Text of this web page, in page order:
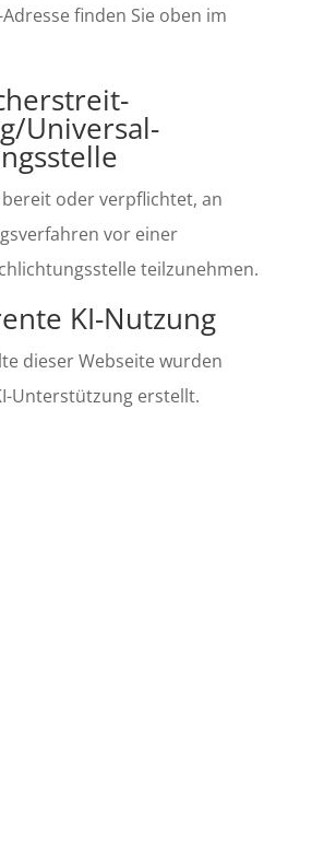
finden Sie oben im
Universal­
oder verpflichtet, an
vor einer
teilzunehmen.
KI-Nutzung
dieser Webseite wurden
Unterstützung erstellt.